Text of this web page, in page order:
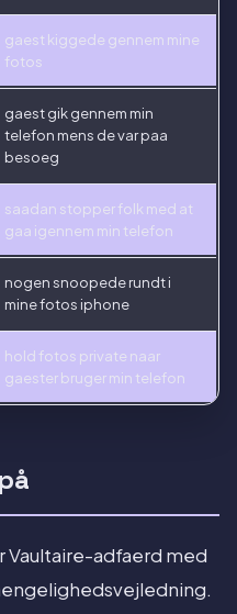
gaest kiggede gennem mine
fotos
gaest gik gennem min
telefon mens de var paa
besoeg
saadan stopper folk med at
gaa igennem min telefon
nogen snoopede rundt i
mine fotos iphone
hold fotos private naar
gaester bruger min telefon
adfaerd med